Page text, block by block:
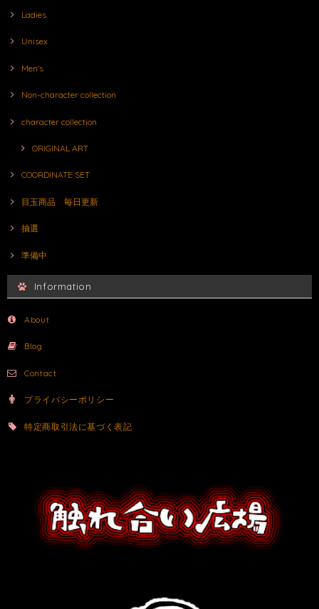
Ladies
Unisex
Men's
Non-character collection
character collection
ORIGINAL ART
COORDINATE SET
目玉商品 毎日更新
抽選
準備中
Information
About
Blog
Contact
プライバシーポリシー
特定商取引法に基づく表記